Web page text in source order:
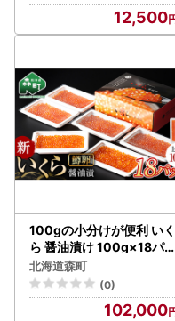
12,500
100gの小分けが便利 いく
ら 醤油漬け 100g×18パッ
ク （鱒卵） ＜ワイエスフ
ーズ＞ mr1-1284
北海道森町
(0)
102,000